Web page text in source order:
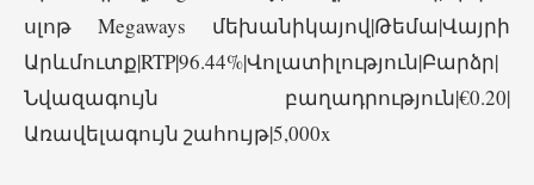
սլոթ Megaways մեխանիկայով|Թեմա|Վայրի
Արևմուտք|RTP|96.44%|Վոլատիլություն|Բարձր|
Նվազագույն բաղադրություն|€0.20|
Առավելագույն շահույթ|5,000x